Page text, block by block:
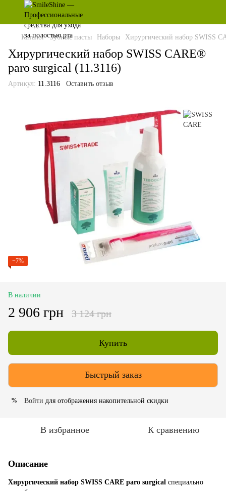
Каталог Зубные пасты Наборы Хирургический набор SWISS
Хирургический набор SWISS CARE®
paro surgical (11.3116)
Артикул: 11.3116 Оставить отзыв
−7%
В наличии
2 906 грн 3 124 грн
Купить
Быстрый заказ
% Войти для отображения накопительной скидки
В избранное К сравнению
Описание
Хирургический набор SWISS CARE paro surgical специально